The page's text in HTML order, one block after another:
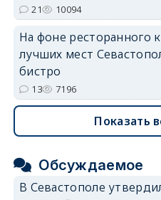
21 10094
На фоне ресторанного
лучших мест
бистро
13 7196
Показать
Обсуждаемое
В Севастополе